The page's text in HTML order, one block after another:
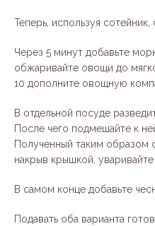
Теперь, используя
Через 5 минут добавьте
обжаривайте овощи до
10 дополните овощную
В отдельной посуде
После чего подмешайте к
Полученный таким образом
накрыв крышкой,
В самом конце добавьте
Подавать оба варианта